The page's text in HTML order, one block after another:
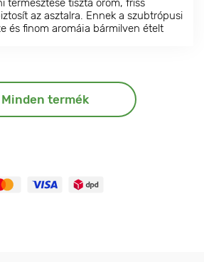
termesztése tiszta öröm, friss
az asztalra. Ennek a szubtrópusi
és finom aromája bármilyen ételt
Minden termék